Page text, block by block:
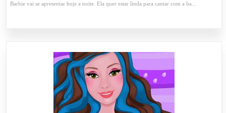
Barbie vai se apresentar hoje a noite. Ela quer estar linda para cantar com a ba...